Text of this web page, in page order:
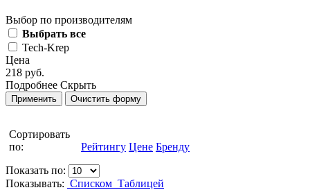
Выбор по производителям
Выбрать все
Tech-Krep
Цена
218 руб.
Подробнее Скрыть
Сортировать
по:
Рейтингу Цене Бренду
Показать по:
Показывать: Списком Таблицей